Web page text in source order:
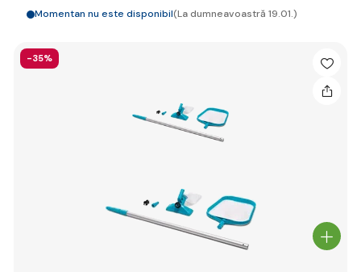
Momentan nu este disponibil(La dumneavoastră 19.01.)
-35%